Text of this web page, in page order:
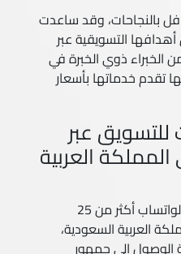
بالنجاحات، وقد ساعدت
التسويقية عبر
الخبراء ذوي الخبرة في
تقدم خدماتها بأسعار
العربية
يستخدم الواتساب أكثر من 25
العربية السعودية،
الوصول إلى جمهور